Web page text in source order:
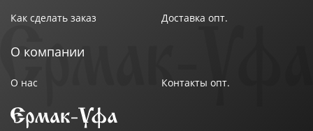
Как сделать заказ Доставка опт.
О компании
О нас Контакты опт.